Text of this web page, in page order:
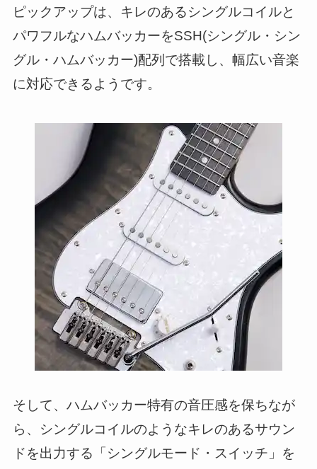
ピックアップは、キレのあるシングルコイルと
パワフルなハムバッカーをSSH(シングル・シン
グル・ハムバッカー)配列で搭載し、幅広い音楽
に対応できるようです。
そして、ハムバッカー特有の音圧感を保ちなが
ら、シングルコイルのようなキレのあるサウン
ドを出力する「シングルモード・スイッチ」を